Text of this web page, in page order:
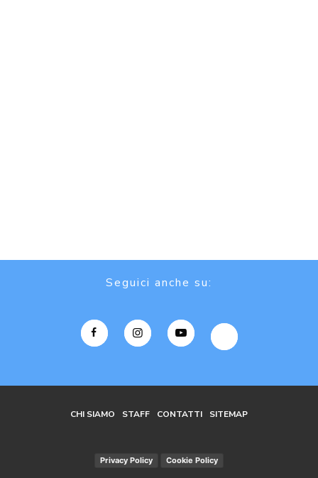
Seguici anche su:
CHI SIAMO STAFF CONTATTI SITEMAP
Privacy Policy Cookie Policy